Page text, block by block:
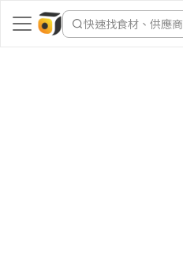
快速找食材、供應商